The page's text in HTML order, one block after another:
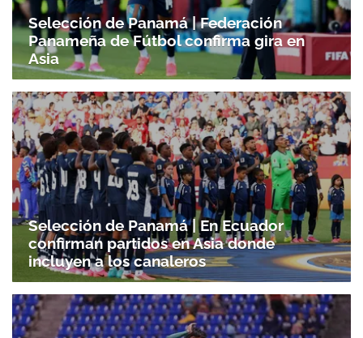
Selección de Panamá | Federación
Panameña de Fútbol confirma gira en
Asia
Selección de Panamá | En Ecuador
confirman partidos en Asia donde
incluyen a los canaleros